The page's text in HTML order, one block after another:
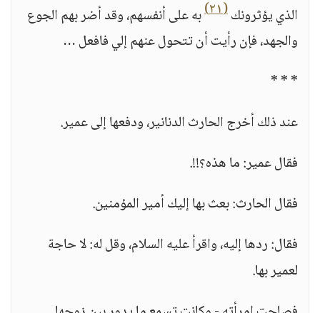
الذي يؤثرونك(٢١)
به على أنفسهم، وقد أضر بهم الجوع
والجهد، فإن رأيت أن تتحول عنهم إلي فافعل …
* * *
عند ذلك أخرج الحارث الدنانير، ودفعها إلى عمير.
فقال عمير: ما هذه؟!!.
فقال الحارث: بعث بها إليك أمير المؤمنين.
فقال: ردها إليه، واقرأ عليه السلام، وقل له: لا حاجة
لعمير بها.